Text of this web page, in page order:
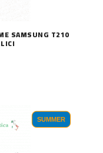
SAMSUNG T210
SUMMER